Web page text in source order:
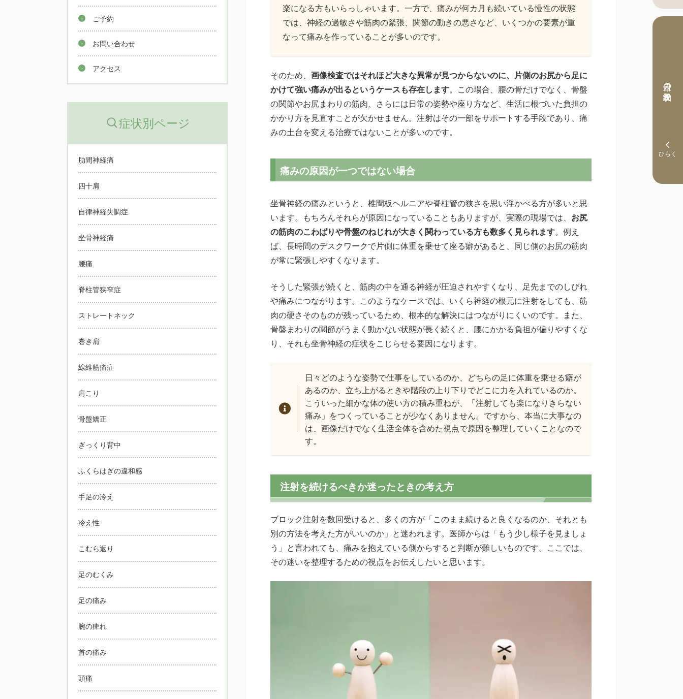
本日の予約状況
楽になる方もいらっしゃいます。一方で、痛みが何カ月も続いている慢性の状態
では、神経の過敏さや筋肉の緊張、関節の動きの悪さなど、いくつかの要素が重
なって痛みを作っていることが多いのです。
そのため、 画像検査ではそれほど大きな異常が見つからないのに、片側のお尻から足に
かけて強い痛みが出るというケースも存在します。この場合、腰の骨だけでなく、骨盤
の関節やお尻まわりの筋肉、さらには日常の姿勢や座り方など、生活に根づいた負担の
かかり方を見直すことが欠かせません。注射はその一部をサポートする手段であり、痛
みの土台を変える治療ではないことが多いのです。
痛みの原因が一つではない場合
坐骨神経の痛みというと、椎間板ヘルニアや脊柱管の狭さを思い浮かべる方が多いと思
います。もちろんそれらが原因になっていることもありますが、実際の現場では、 お尻
の筋肉のこわばりや骨盤のねじれが大きく関わっている方も数多く見られます。例え
ば、長時間のデスクワークで片側に体重を乗せて座る癖があると、同じ側のお尻の筋肉
が常に緊張しやすくなります。
そうした緊張が続くと、筋肉の中を通る神経が圧迫されやすくなり、足先までのしびれ
や痛みにつながります。このようなケースでは、いくら神経の根元に注射をしても、筋
肉の硬さそのものが残っているため、根本的な解決にはつながりにくいのです。また、
骨盤まわりの関節がうまく動かない状態が長く続くと、腰にかかる負担が偏りやすくな
り、それも坐骨神経の症状をこじらせる要因になります。
日々どのような姿勢で仕事をしているのか、どちらの足に体重を乗せる癖が
あるのか、立ち上がるときや階段の上り下りでどこに力を入れているのか。
こういった細かな体の使い方の積み重ねが、「注射しても楽になりきらない
痛み」をつくっていることが少なくありません。ですから、本当に大事なの
は、画像だけでなく生活全体を含めた視点で原因を整理していくことなので
す。
注射を続けるべきか迷ったときの考え方
ブロック注射を数回受けると、多くの方が「このまま続けると良くなるのか、それとも
別の方法を考えた方がいいのか」と迷われます。医師からは「もう少し様子を見ましょ
う」と言われても、痛みを抱えている側からすると判断が難しいものです。ここでは、
その迷いを整理するための視点をお伝えしたいと思います。
ご予約
お問い合わせ
アクセス
症状別ページ
肋間神経痛
四十肩
自律神経失調症
坐骨神経痛
腰痛
脊柱管狭窄症
ストレートネック
巻き肩
線維筋痛症
肩こり
骨盤矯正
ぎっくり背中
ふくらはぎの違和感
手足の冷え
冷え性
こむら返り
足のむくみ
足の痛み
腕の痺れ
首の痛み
頭痛